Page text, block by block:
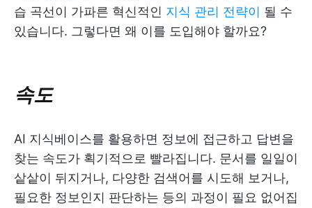
습 곡선이 가파른 혁신적인 지식 관리 전략이 될 수
있습니다. 그렇다면 왜 이를 도입해야 할까요?
속도
AI 지식베이스를 활용하면 정보에 접근하고 답변을
찾는 속도가 획기적으로 빨라집니다. 문서를 일일이
샅샅이 뒤지거나, 다양한 검색어를 시도해 보거나,
필요한 정보인지 판단하는 등의 과정이 필요 없어집